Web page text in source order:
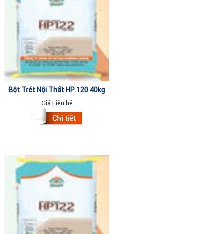
Bột Trét Nội Thất HP 120 40kg
Giá:Liên hệ